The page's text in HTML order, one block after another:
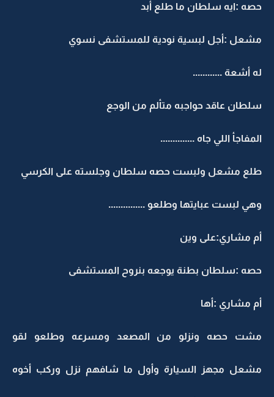
حصه :ايه سلطان ما طلع أبد
مشعل :أجل لبسية نودية للمستشفى نسوي
له أشعة ............
سلطان عاقد حواجبه متألم من الوجع
المفاجأ اللي جاه ..............
طلع مشعل ولبست حصه سلطان وجلسته على الكرسي
وهي لبست عبايتها وطلعو ...............
أم مشاري:على وين
حصه :سلطان بطنة يوجعه بنروح المستشفى
أم مشاري :أها
مشت حصه ونزلو من المصعد ومسرعه وطلعو لقو
مشعل مجهز السيارة وأول ما شافهم نزل وركب أخوه